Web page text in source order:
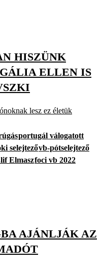
HISZÜNK
ELLEN IS
lesz ez életük
portugál válogatott
selejtezővb-pótselejtező
Elmaszfoci vb 2022
AJÁNLJÁK AZ